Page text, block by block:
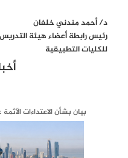
د/ أحمد مندني خلفان
رئيس رابطة أعضاء هيئة التدريس
للكليات التطبيقية
بيان بشأن الاعتداءات